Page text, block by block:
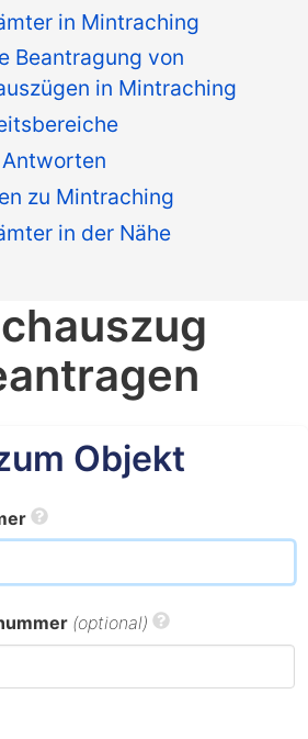
in Mintraching
Beantragung von
in Mintraching
zu Mintraching
in der Nähe
Objekt
(optional)